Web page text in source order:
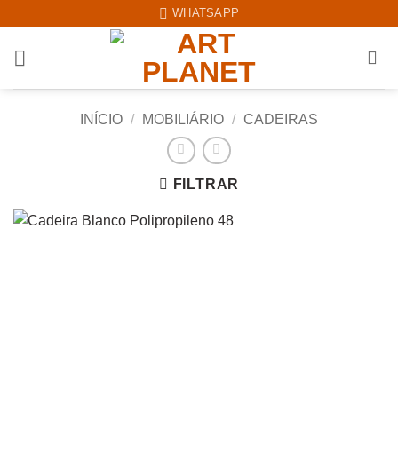
content
WHATSAPP
INÍCIO / MOBILIÁRIO / CADEIRAS
FILTRAR